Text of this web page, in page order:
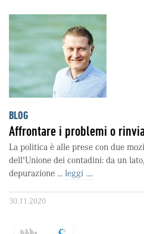
BLOG
Affrontare i problemi o
La politica è alle prese con due
dell'Unione dei contadini: da un
depurazione ... leggi ....
30.11.2020